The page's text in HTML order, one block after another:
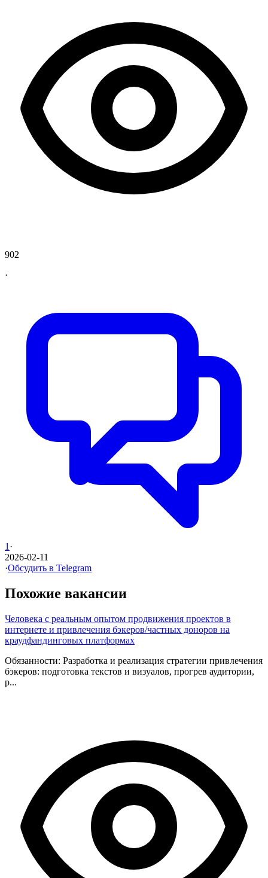
902
·
1 ·
2026-02-11
·Обсудить в Telegram
Похожие вакансии
Человека с реальным опытом продвижения проектов в
интернете и привлечения бэкеров/частных доноров на
краудфандинговых платформах
Обязанности: Разработка и реализация стратегии привлечения
бэкеров: подготовка текстов и визуалов, прогрев аудитории,
р...